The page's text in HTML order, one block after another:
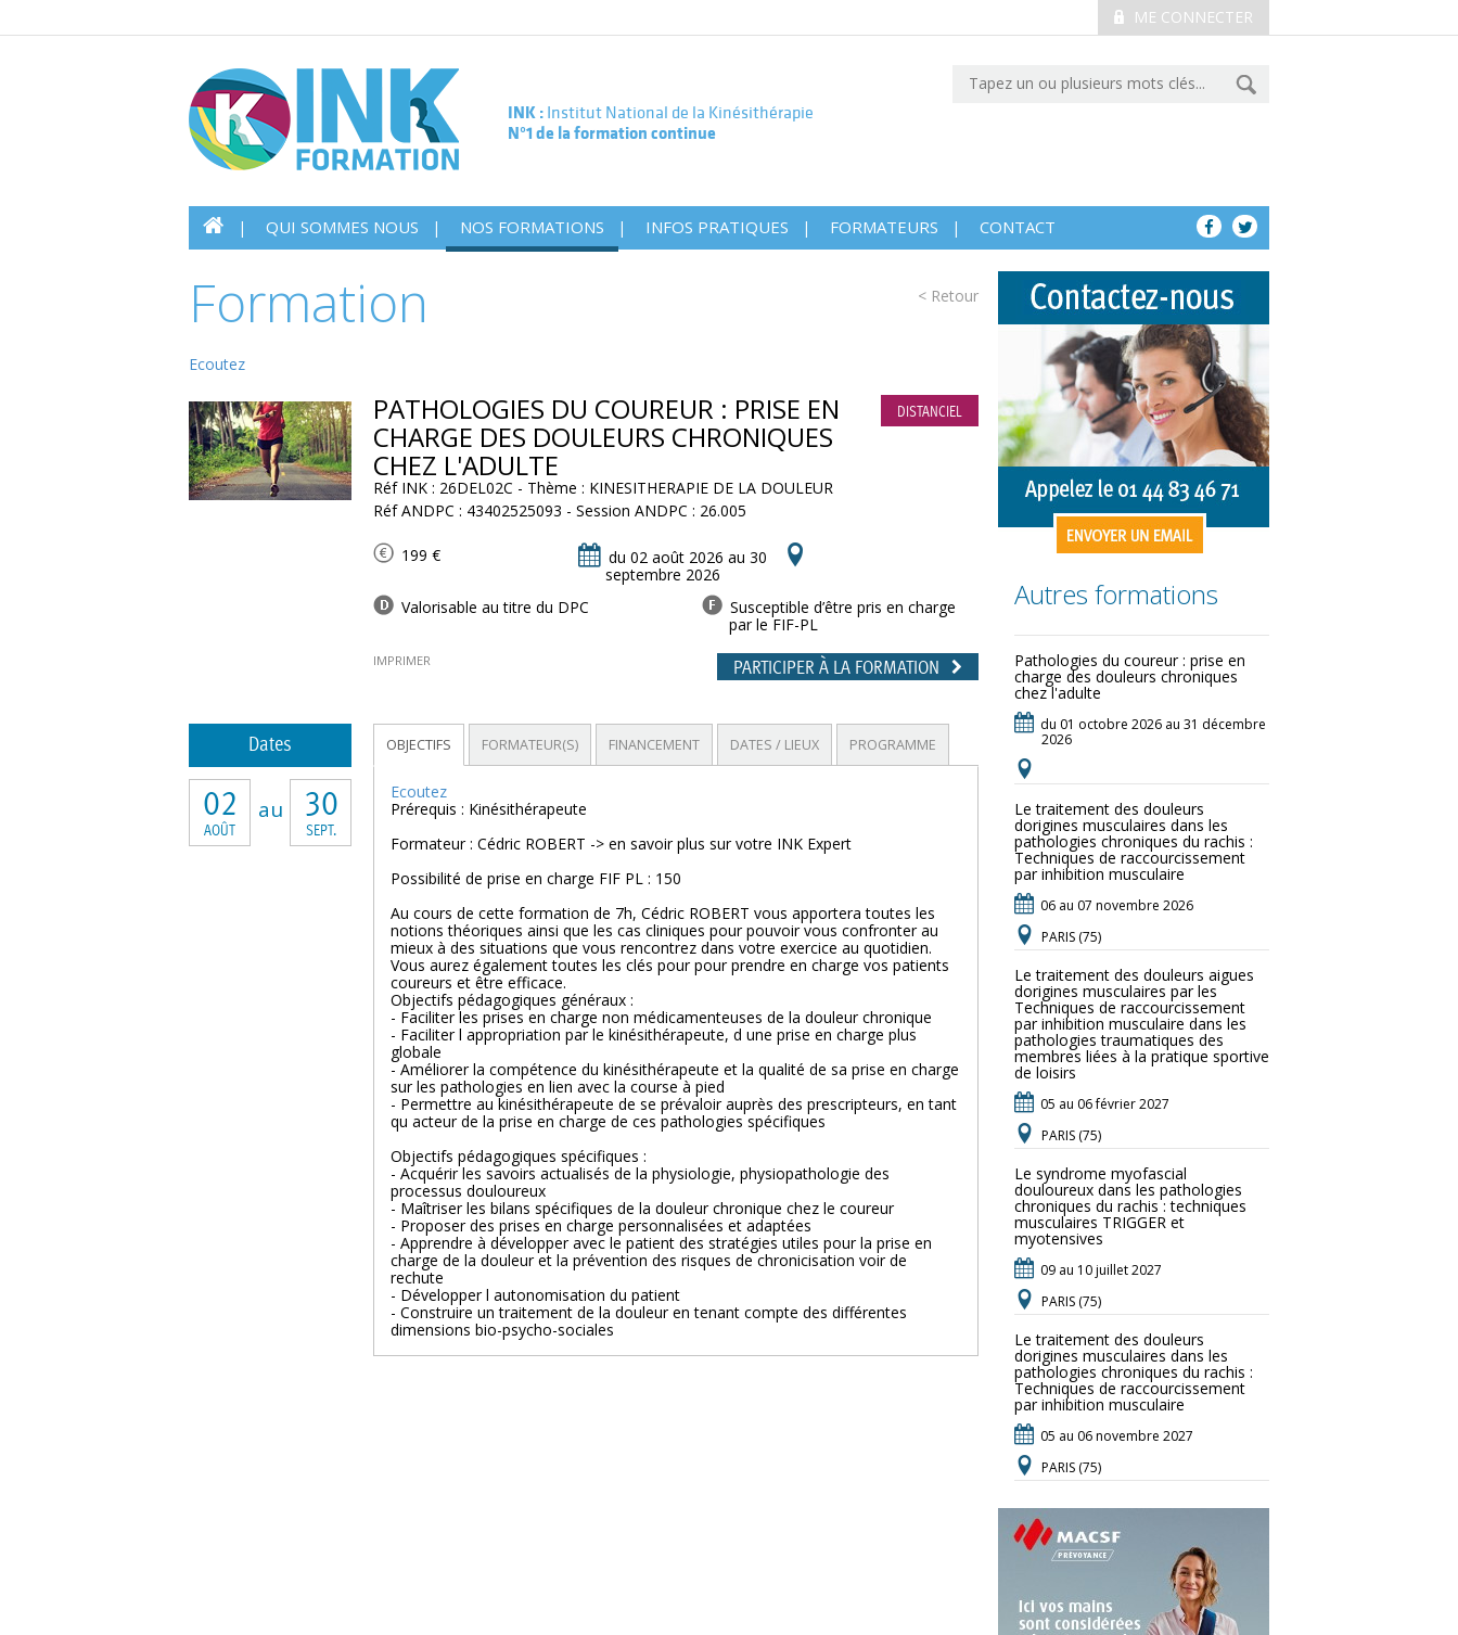
ME CONNECTER
INK : Institut National de la Kinésithérapie
N°1 de la formation continue
QUI SOMMES NOUS NOS FORMATIONS INFOS PRATIQUES FORMATEURS CONTACT
< Retour
Formation
Ecoutez
DISTANCIEL
PATHOLOGIES DU COUREUR : PRISE EN
CHARGE DES DOULEURS CHRONIQUES
CHEZ L'ADULTE
Réf INK : 26DEL02C - Thème : KINESITHERAPIE DE LA DOULEUR
Réf ANDPC : 43402525093 - Session ANDPC : 26.005
199 €
du 02 août 2026 au 30
septembre 2026
Valorisable au titre du DPC
Susceptible d’être pris en charge
par le FIF-PL
IMPRIMER PARTICIPER À LA FORMATION
Dates
02
AOÛT
30
SEPT.
au
OBJECTIFS FORMATEUR(S) FINANCEMENT DATES / LIEUX PROGRAMME
Ecoutez
Prérequis : Kinésithérapeute
Formateur : Cédric ROBERT -> en savoir plus sur votre INK Expert
Possibilité de prise en charge FIF PL : 150
Au cours de cette formation de 7h, Cédric ROBERT vous apportera toutes les
notions théoriques ainsi que les cas cliniques pour pouvoir vous confronter au
mieux à des situations que vous rencontrez dans votre exercice au quotidien.
Vous aurez également toutes les clés pour pour prendre en charge vos patients
coureurs et être efficace.
Objectifs pédagogiques généraux :
- Faciliter les prises en charge non médicamenteuses de la douleur chronique
- Faciliter l appropriation par le kinésithérapeute, d une prise en charge plus
globale
- Améliorer la compétence du kinésithérapeute et la qualité de sa prise en charge
sur les pathologies en lien avec la course à pied
- Permettre au kinésithérapeute de se prévaloir auprès des prescripteurs, en tant
qu acteur de la prise en charge de ces pathologies spécifiques
Objectifs pédagogiques spécifiques :
- Acquérir les savoirs actualisés de la physiologie, physiopathologie des
processus douloureux
- Maîtriser les bilans spécifiques de la douleur chronique chez le coureur
- Proposer des prises en charge personnalisées et adaptées
- Apprendre à développer avec le patient des stratégies utiles pour la prise en
charge de la douleur et la prévention des risques de chronicisation voir de
rechute
- Développer l autonomisation du patient
- Construire un traitement de la douleur en tenant compte des différentes
dimensions bio-psycho-sociales
Autres formations
Pathologies du coureur : prise en
charge des douleurs chroniques
chez l'adulte
du 01 octobre 2026 au 31 décembre
2026
Le traitement des douleurs
dorigines musculaires dans les
pathologies chroniques du rachis :
Techniques de raccourcissement
par inhibition musculaire
06 au 07 novembre 2026
PARIS (75)
Le traitement des douleurs aigues
dorigines musculaires par les
Techniques de raccourcissement
par inhibition musculaire dans les
pathologies traumatiques des
membres liées à la pratique sportive
de loisirs
05 au 06 février 2027
PARIS (75)
Le syndrome myofascial
douloureux dans les pathologies
chroniques du rachis : techniques
musculaires TRIGGER et
myotensives
09 au 10 juillet 2027
PARIS (75)
Le traitement des douleurs
dorigines musculaires dans les
pathologies chroniques du rachis :
Techniques de raccourcissement
par inhibition musculaire
05 au 06 novembre 2027
PARIS (75)